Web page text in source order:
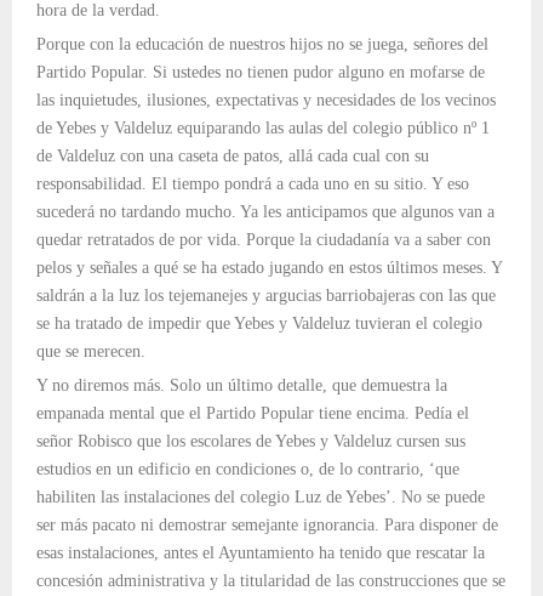
hora de la verdad.
Porque con la educación de nuestros hijos no se juega, señores del
Partido Popular. Si ustedes no tienen pudor alguno en mofarse de
las inquietudes, ilusiones, expectativas y necesidades de los vecinos
de Yebes y Valdeluz equiparando las aulas del colegio público nº 1
de Valdeluz con una caseta de patos, allá cada cual con su
responsabilidad. El tiempo pondrá a cada uno en su sitio. Y eso
sucederá no tardando mucho. Ya les anticipamos que algunos van a
quedar retratados de por vida. Porque la ciudadanía va a saber con
pelos y señales a qué se ha estado jugando en estos últimos meses. Y
saldrán a la luz los tejemanejes y argucias barriobajeras con las que
se ha tratado de impedir que Yebes y Valdeluz tuvieran el colegio
que se merecen.
Y no diremos más. Solo un último detalle, que demuestra la
empanada mental que el Partido Popular tiene encima. Pedía el
señor Robisco que los escolares de Yebes y Valdeluz cursen sus
estudios en un edificio en condiciones o, de lo contrario, ‘que
habiliten las instalaciones del colegio Luz de Yebes’. No se puede
ser más pacato ni demostrar semejante ignorancia. Para disponer de
esas instalaciones, antes el Ayuntamiento ha tenido que rescatar la
concesión administrativa y la titularidad de las construcciones que se